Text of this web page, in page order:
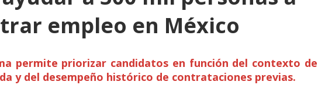
empleo en México
permite priorizar candidatos en función del contexto de
y del desempeño histórico de contrataciones previas.